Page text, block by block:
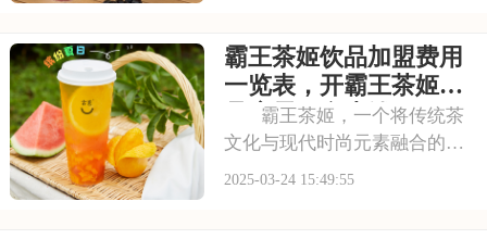
式，其产品系列丰富多样，既
有传统的奶茶系列，又有创新
的水果茶、气泡水等系列
霸王茶姬饮品加盟费用
一览表，开霸王茶姬饮
品店需要多少钱
霸王茶姬，一个将传统茶
文化与现代时尚元素融合的品
牌，深受年轻消费者的喜爱。
2025-03-24 15:49:55